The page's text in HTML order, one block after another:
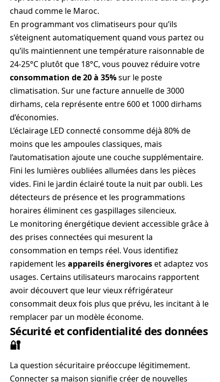
chaud comme le Maroc.
En programmant vos climatiseurs pour qu’ils
s’éteignent automatiquement quand vous partez ou
qu’ils maintiennent une température raisonnable de
24-25°C plutôt que 18°C, vous pouvez réduire votre
consommation de 20 à 35%sur le poste
climatisation. Sur une facture annuelle de 3000
dirhams, cela représente entre 600 et 1000 dirhams
d’économies.
L’éclairage LED connecté consomme déjà 80% de
moins que les ampoules classiques, mais
l’automatisation ajoute une couche supplémentaire.
Fini les lumières oubliées allumées dans les pièces
vides. Fini le jardin éclairé toute la nuit par oubli. Les
détecteurs de présence et les programmations
horaires éliminent ces gaspillages silencieux.
Le monitoring énergétique devient accessible grâce à
des prises connectées qui mesurent la
consommation en temps réel. Vous identifiez
rapidement les appareils énergivoreset adaptez vos
usages. Certains utilisateurs marocains rapportent
avoir découvert que leur vieux réfrigérateur
consommait deux fois plus que prévu, les incitant à le
remplacer par un modèle économe.
Sécurité et confidentialité des données
🔐
La question sécuritaire préoccupe légitimement.
Connecter sa maison signifie créer de nouvelles